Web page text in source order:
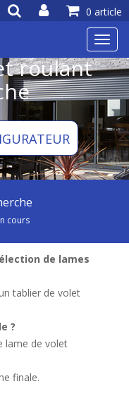
0 article
roulant
cours
de lames
tablier de volet
?
lame de volet
finale.